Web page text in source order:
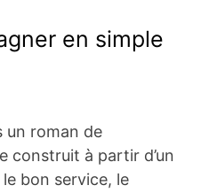
en simple
un roman de
construit à partir d’un
bon service, le